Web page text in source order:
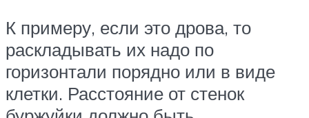
К примеру, если это дрова, то
раскладывать их надо по
горизонтали порядно или в виде
клетки. Расстояние от стенок